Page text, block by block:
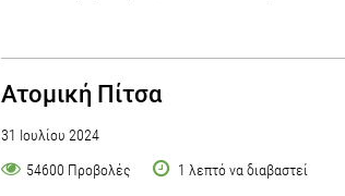
Ατομική Πίτσα
31 Ιουλίου 2024
54600 Προβολές
1 λεπτό να διαβαστεί